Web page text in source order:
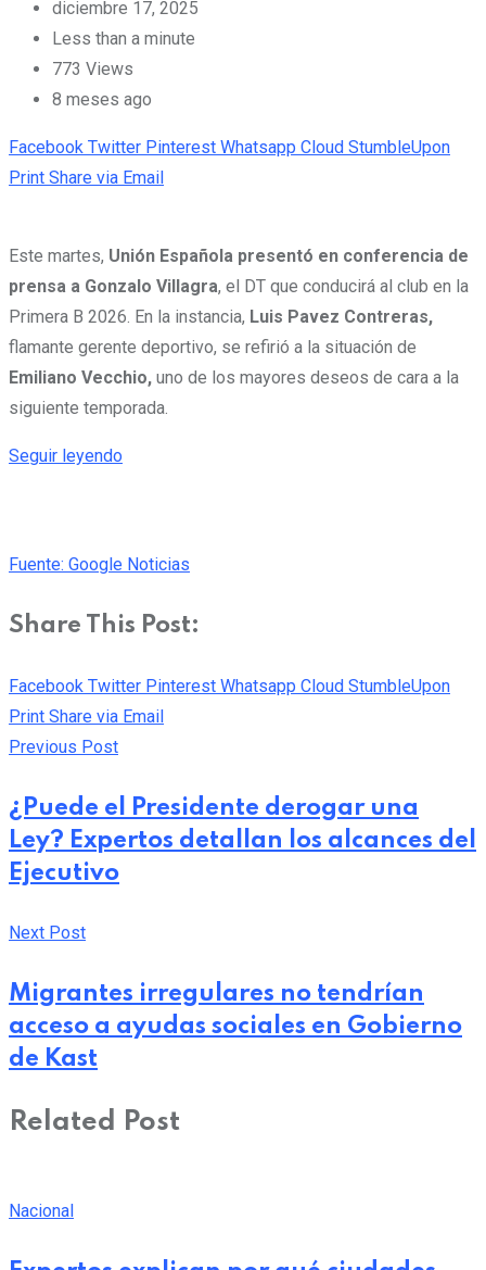
diciembre 17, 2025
Less than a minute
773 Views
8 meses ago
Facebook Twitter Pinterest Whatsapp Cloud StumbleUpon
Print Share via Email
Este martes, Unión Española presentó en conferencia de
prensa a Gonzalo Villagra, el DT que conducirá al club en la
Primera B 2026. En la instancia, Luis Pavez Contreras,
flamante gerente deportivo, se refirió a la situación de
Emiliano Vecchio, uno de los mayores deseos de cara a la
siguiente temporada.
Seguir leyendo
Fuente: Google Noticias
Share This Post:
Facebook Twitter Pinterest Whatsapp Cloud StumbleUpon
Print Share via Email
Previous Post
¿Puede el Presidente derogar una
Ley? Expertos detallan los alcances del
Ejecutivo
Next Post
Migrantes irregulares no tendrían
acceso a ayudas sociales en Gobierno
de Kast
Related Post
Nacional